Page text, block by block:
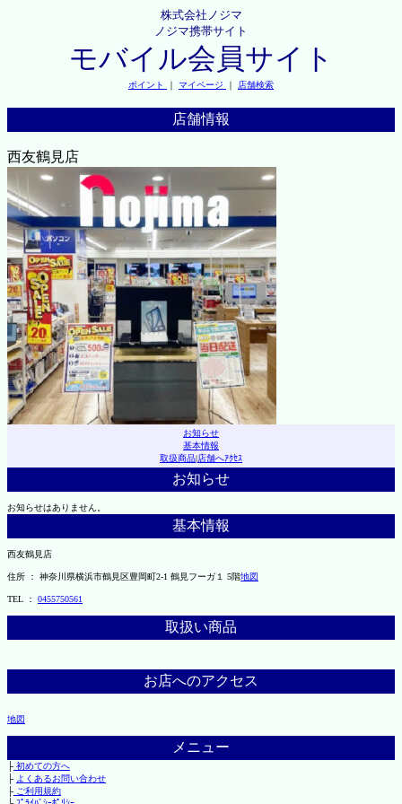
株式会社ノジマ
ノジマ携帯サイト
モバイル会員サイト
ポイント ｜ マイページ ｜ 店舗検索
店舗情報
西友鶴見店
お知らせ
基本情報
取扱商品|店舗へｱｸｾｽ
お知らせ
お知らせはありません。
基本情報
西友鶴見店
住所 ： 神奈川県横浜市鶴見区豊岡町2-1 鶴見フーガ１ 5階地図
TEL ： 0455750561
取扱い商品
お店へのアクセス
地図
メニュー
├初めての方へ
├ よくあるお問い合わせ
├ご利用規約